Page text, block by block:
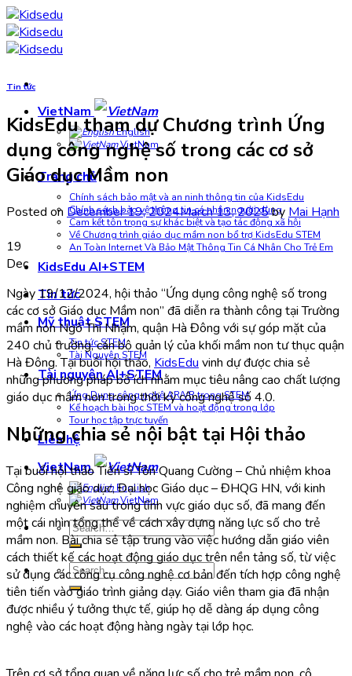
Skip
to
content
VietNam
English
VietNam
Trang chủ
Chính sách bảo mật và an ninh thông tin của KidsEdu
Chính sách bảo vệ thông tin cá nhân người dùng
Cam kết tôn trọng sự khác biệt và tạo tác động xã hội
Về Chương trình giáo dục mầm non bổ trợ KidsEdu STEM
An Toàn Internet Và Bảo Mật Thông Tin Cá Nhân Cho Trẻ Em
KidsEdu AI+STEM
Tin tức
Mỹ thuật STEM
Tin tức STEM
Tài Nguyên STEM
Tài nguyên AI+STEM
Ứng Dụng công nghệ AR/VR trong STEM
Kế hoạch bài học STEM và hoạt động trong lớp
Tour học tập trực tuyến
Liên hệ
VietNam
English
VietNam
Search
for:
Search
for:
Tin tức
KidsEdu tham dự Chương trình Ứng
dụng công nghệ số trong các cơ sở
Giáo dục Mầm non
Posted on December 19, 2024March 13, 2025by Mai Hạnh
19
Dec
Ngày 19/12/2024, hội thảo “Ứng dụng công nghệ số trong
các cơ sở Giáo dục Mầm non” đã diễn ra thành công tại Trường
mầm non Ngô Thì Nhậm, quận Hà Đông với sự góp mặt của
240 chủ trường, cán bộ quản lý của khối mầm non tư thục quận
Hà Đông. Tại buổi hội thảo, KidsEdu vinh dự được chia sẻ
những phương pháp bổ ích nhằm mục tiêu nâng cao chất lượng
giáo dục mầm non trong thời kỳ công nghệ số 4.0.
Những chia sẻ nội bật tại Hội thảo
Tại buổi hội thảo Tiến sĩ Tôn Quang Cường – Chủ nhiệm khoa
Công nghệ giáo dục, Đại học Giáo dục – ĐHQG HN, với kinh
nghiệm chuyên sâu trong lĩnh vực giáo dục số, đã mang đến
một cái nhìn tổng thể về cách xây dựng năng lực số cho trẻ
mầm non. Bài chia sẻ tập trung vào việc hướng dẫn giáo viên
cách thiết kế các hoạt động giáo dục trên nền tảng số, từ việc
sử dụng các công cụ công nghệ cơ bản đến tích hợp công nghệ
tiên tiến vào giáo trình giảng dạy. Giáo viên tham gia đã nhận
được nhiều ý tưởng thực tế, giúp họ dễ dàng áp dụng công
nghệ vào các hoạt động hàng ngày tại lớp học.